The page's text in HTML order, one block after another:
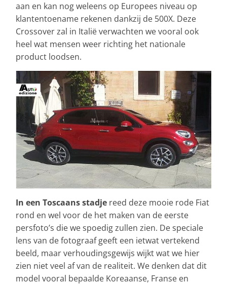
aan en kan nog weleens op Europees niveau op
klantentoename rekenen dankzij de 500X. Deze
Crossover zal in Italië verwachten we vooral ook
heel wat mensen weer richting het nationale
product loodsen.
In een Toscaans stadje reed deze mooie rode Fiat
rond en wel voor de het maken van de eerste
persfoto’s die we spoedig zullen zien. De speciale
lens van de fotograaf geeft een ietwat vertekend
beeld, maar verhoudingsgewijs wijkt wat we hier
zien niet veel af van de realiteit. We denken dat dit
model vooral bepaalde Koreaanse, Franse en